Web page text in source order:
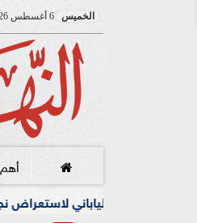
الخميس 6 أغسطس 2026
أهم
لاستعراض نجاحات التعاون المصري